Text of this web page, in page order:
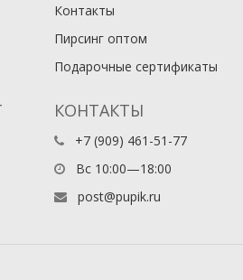
Контакты
Пирсинг оптом
Подарочные сертификаты
КОНТАКТЫ
+7 (909) 461-51-77
Вс 10:00—18:00
post@pupik.ru